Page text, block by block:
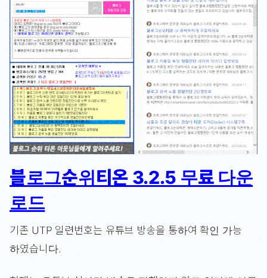
블로그순위티온 3.2.5 무료 다운
로드
기존 UTP 일련번호는 유튜브 방송을 통하여 확인 가능
하였습니다.